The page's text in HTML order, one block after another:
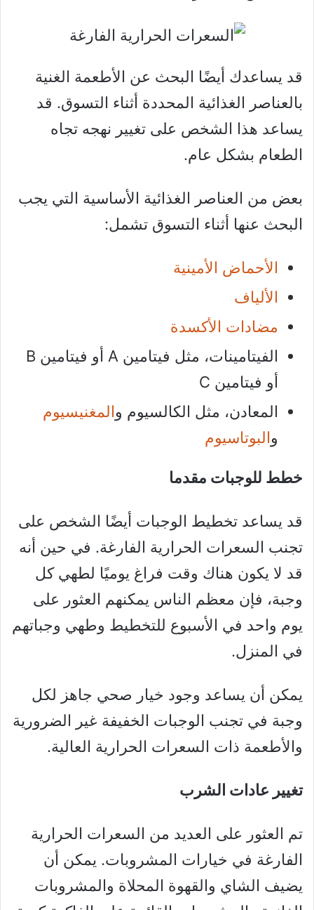
قد يساعدك أيضًا البحث عن الأطعمة الغنية
بالعناصر الغذائية المحددة أثناء التسوق. قد
يساعد هذا الشخص على تغيير نهجه تجاه
الطعام بشكل عام.
بعض من العناصر الغذائية الأساسية التي يجب
البحث عنها أثناء التسوق تشمل:
الأحماض الأمينية
الألياف
مضادات الأكسدة
الفيتامينات، مثل فيتامين A أو فيتامين B
أو فيتامين C
المعادن، مثل الكالسيوم والمغنيسيوم
والبوتاسيوم
خطط للوجبات مقدما
قد يساعد تخطيط الوجبات أيضًا الشخص على
تجنب السعرات الحرارية الفارغة. في حين أنه
قد لا يكون هناك وقت فراغ يوميًا لطهي كل
وجبة، فإن معظم الناس يمكنهم العثور على
يوم واحد في الأسبوع للتخطيط وطهي وجباتهم
في المنزل.
يمكن أن يساعد وجود خيار صحي جاهز لكل
وجبة في تجنب الوجبات الخفيفة غير الضرورية
والأطعمة ذات السعرات الحرارية العالية.
تغيير عادات الشرب
تم العثور على العديد من السعرات الحرارية
الفارغة في خيارات المشروبات. يمكن أن
يضيف الشاي والقهوة المحلاة والمشروبات